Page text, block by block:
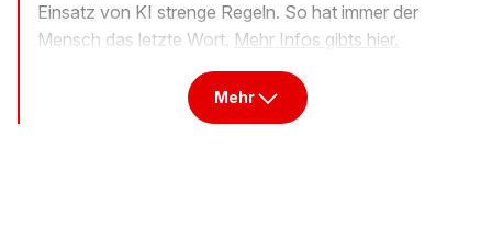
Einsatz von KI strenge Regeln. So hat immer der
Mensch das letzte Wort. Mehr Infos gibts hier.
Mehr